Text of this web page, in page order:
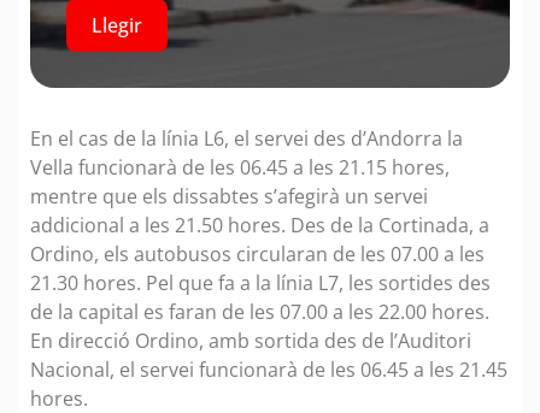
Llegir
En el cas de la línia L6, el servei des d’Andorra la
Vella funcionarà de les 06.45 a les 21.15 hores,
mentre que els dissabtes s’afegirà un servei
addicional a les 21.50 hores. Des de la Cortinada, a
Ordino, els autobusos circularan de les 07.00 a les
21.30 hores. Pel que fa a la línia L7, les sortides des
de la capital es faran de les 07.00 a les 22.00 hores.
En direcció Ordino, amb sortida des de l’Auditori
Nacional, el servei funcionarà de les 06.45 a les 21.45
hores.